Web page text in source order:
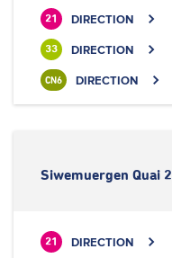
21 DIRECTION
33 DIRECTION
CN6 DIRECTION
Siwemuergen Quai 2
21 DIRECTION